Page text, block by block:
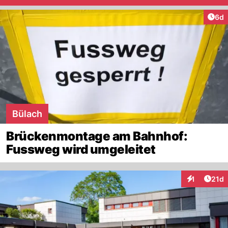
6d
Bülach
Brückenmontage am Bahnhof:
Fussweg wird umgeleitet
1 21d